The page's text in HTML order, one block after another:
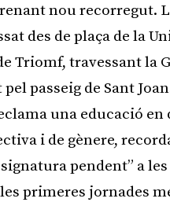
nou recorregut.
des de plaça de la
Triomf, travessant la
passeig de Sant
una educació
i de gènere,
pendent” a
primeres jornades